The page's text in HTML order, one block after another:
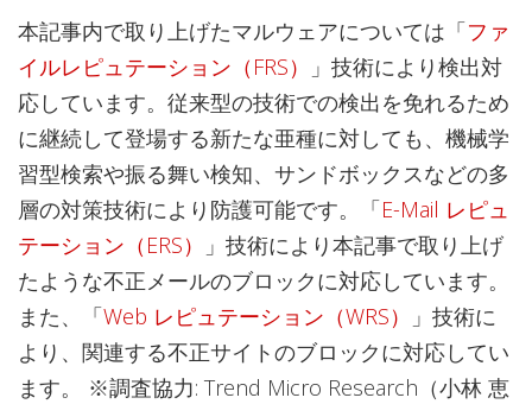
本記事内で取り上げたマルウェアについては「ファ
イルレピュテーション（FRS）
」技術により検出対
応しています。従来型の技術での検出を免れるため
に継続して登場する新たな亜種に対しても、機械学
習型検索や振る舞い検知、サンドボックスなどの多
層の対策技術により防護可能です。「E-Mail レピュ
テーション（ERS）
」技術により本記事で取り上げ
たような不正メールのブロックに対応しています。
また、「Web レピュテーション（WRS）
」技術に
より、関連する不正サイトのブロックに対応してい
ます。 ※調査協力: Trend Micro Research（小林 恵